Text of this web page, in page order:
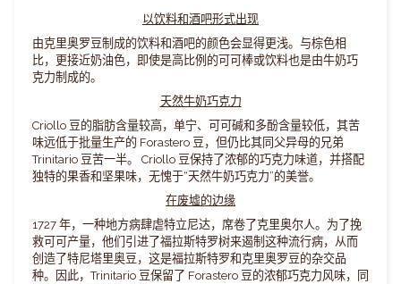
以饮料和酒吧形式出现
由克里奥罗豆制成的饮料和酒吧的颜色会显得更浅。与棕色相
比，更接近奶油色，即使是高比例的可可棒或饮料也是由牛奶巧
克力制成的。
天然牛奶巧克力
Criollo 豆的脂肪含量较高，单宁、可可碱和多酚含量较低，其苦
味远低于批量生产的 Forastero 豆，但仍比其同父异母的兄弟
Trinitario 豆苦一半。 Criollo 豆保持了浓郁的巧克力味道，并搭配
独特的果香和坚果味，无愧于“天然牛奶巧克力”的美誉。
在废墟的边缘
1727 年，一种地方病肆虐特立尼达，席卷了克里奥尔人。为了挽
救可可产量，他们引进了福拉斯特罗树来遏制这种流行病，从而
创造了特尼塔里奥豆，这是福拉斯特罗和克里奥罗豆的杂交品
种。因此，Trinitario 豆保留了 Forastero 豆的浓郁巧克力风味，同